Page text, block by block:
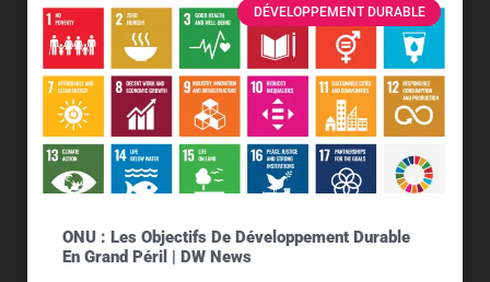
DÉVELOPPEMENT DURABLE
ONU : Les Objectifs De Développement Durable
En Grand Péril | DW News